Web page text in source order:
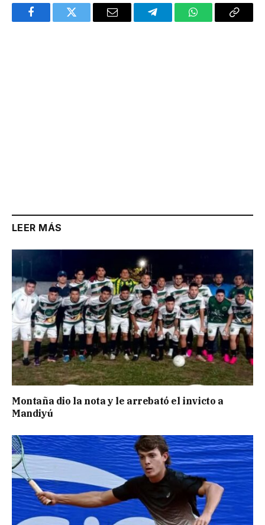
FacebookTwitter Email TelegramWhatsAppCopy
LEER MÁS
Montaña dio la nota y le arrebató el invicto a
Mandiyú